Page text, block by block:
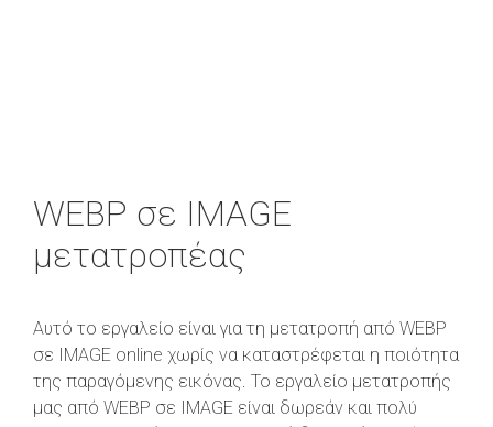
WEBP σε IMAGE
μετατροπέας
Αυτό το εργαλείο είναι για τη μετατροπή από WEBP
σε IMAGE online χωρίς να καταστρέφεται η ποιότητα
της παραγόμενης εικόνας. Το εργαλείο μετατροπής
μας από WEBP σε IMAGE είναι δωρεάν και πολύ